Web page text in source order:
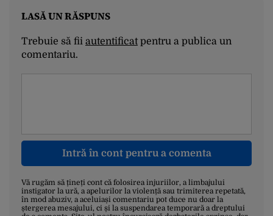
LASĂ UN RĂSPUNS
Trebuie să fii autentificatpentru a publica un
comentariu.
Intră în cont pentru a comenta
Vă rugăm să țineți cont că folosirea injuriilor, a limbajului
instigator la ură, a apelurilor la violență sau trimiterea repetată,
în mod abuziv, a aceluiași comentariu pot duce nu doar la
ștergerea mesajului, ci și la suspendarea temporară a dreptului